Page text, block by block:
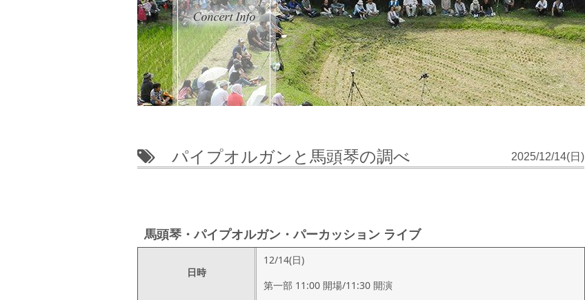
パイプオルガンと馬頭琴の調べ 2025/12/14(日)
馬頭琴・パイプオルガン・パーカッション ライブ
日時
12/14(日)
第一部 11:00 開場/11:30 開演